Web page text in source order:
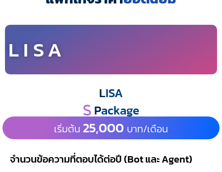
LISA
LISA
Package
เริ่มต้น 25,000 บาท/เดือน
จำนวนข้อความที่ตอบได้ต่อปี (Bot และ Agent)